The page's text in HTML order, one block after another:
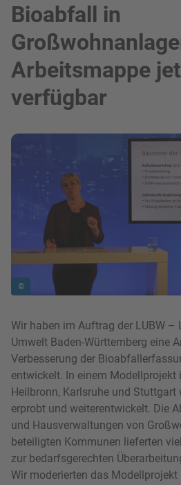
Bioabfall in
Arbeitsmappe
verfügbar
Bild in Lightbox zeigen
©
Wir haben im Auftrag der LUBW
Umwelt Baden-Württemberg eine
Verbesserung der
entwickelt. In einem Modellprojekt
Heilbronn, Karlsruhe und
erprobt und weiterentwickelt. Die
und Hausverwaltungen von
beteiligten Kommunen lieferten
zur bedarfsgerechten
Wir moderierten das